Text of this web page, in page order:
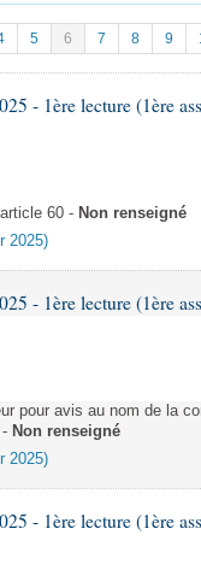
5 6 7 8 9
- 1ère lecture (1ère
60 - Non renseigné
2025)
- 1ère lecture (1ère
pour avis au nom de la
Non renseigné
2025)
- 1ère lecture (1ère